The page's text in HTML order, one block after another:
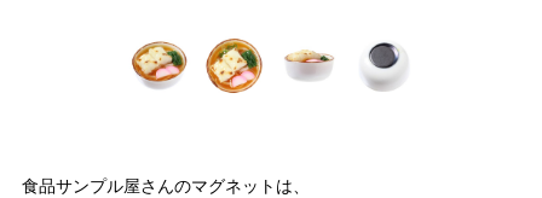
食品サンプル屋さんのマグネットは、